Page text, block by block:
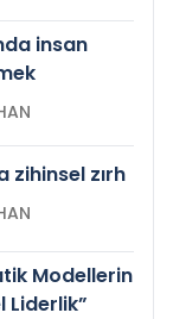
insan
TARHAN
zihinsel zırh
TARHAN
Modellerin
Liderlik”